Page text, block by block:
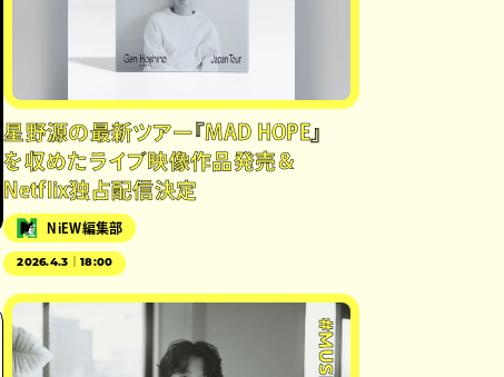
星野源の最新ツアー『MAD HOPE』
を収めたライブ映像作品発売＆
Netflix独占配信決定
NiEW編集部
2026.4.3｜18:00
#MUSIC